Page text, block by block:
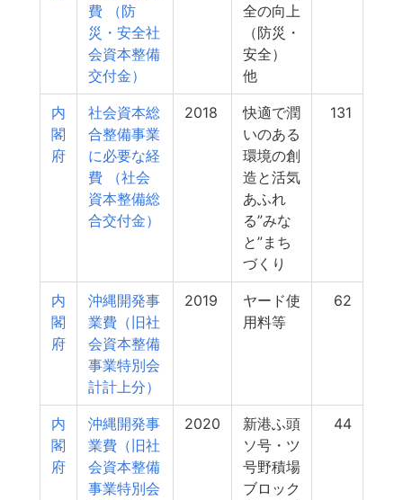
費 （防
災・安全社
会資本整備
交付金）
全の向上
（防災・
安全）
他
内
閣
府
社会資本総
合整備事業
に必要な経
費 （社会
資本整備総
合交付金）
2018
快適で潤
いのある
環境の創
造と活気
あふれ
る”みな
と”まち
づくり
131
内
閣
府
沖縄開発事
業費（旧社
会資本整備
事業特別会
計計上分）
2019
ヤード使
用料等
62
内
閣
府
沖縄開発事
業費（旧社
会資本整備
事業特別会
2020
新港ふ頭
ソ号・ツ
号野積場
ブロック
44